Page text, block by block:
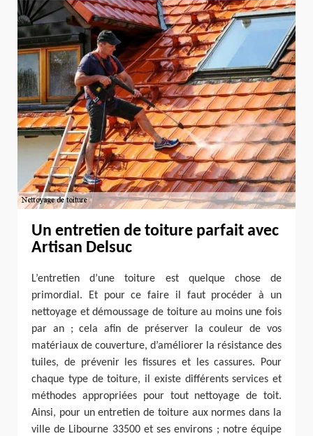
Un entretien de toiture parfait avec
Artisan Delsuc
L’entretien d’une toiture est quelque chose de
primordial. Et pour ce faire il faut procéder à un
nettoyage et démoussage de toiture au moins une fois
par an ; cela afin de préserver la couleur de vos
matériaux de couverture, d’améliorer la résistance des
tuiles, de prévenir les fissures et les cassures. Pour
chaque type de toiture, il existe différents services et
méthodes appropriées pour tout nettoyage de toit.
Ainsi, pour un entretien de toiture aux normes dans la
ville de Libourne 33500 et ses environs ; notre équipe